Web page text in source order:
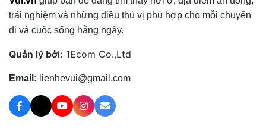
trải nghiệm và những điều thú vị phù hợp cho mỗi chuyến
đi và cuộc sống hằng ngày.
Quản lý bởi: 1Ecom Co.,Ltd
Email: lienhevui@gmail.com